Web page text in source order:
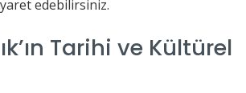
edebilirsiniz.
Tarihi ve Kültürel